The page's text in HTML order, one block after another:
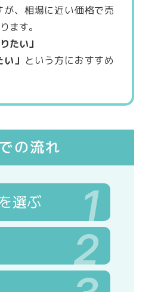
が、相場に近い価格で売
ます。
たい」
」 という方におすすめ
の流れ
1
選ぶ
2